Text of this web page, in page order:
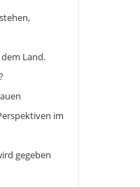
dem Land.
im
gegeben